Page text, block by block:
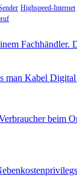
Highspeed-Internet
man Kabel
beim